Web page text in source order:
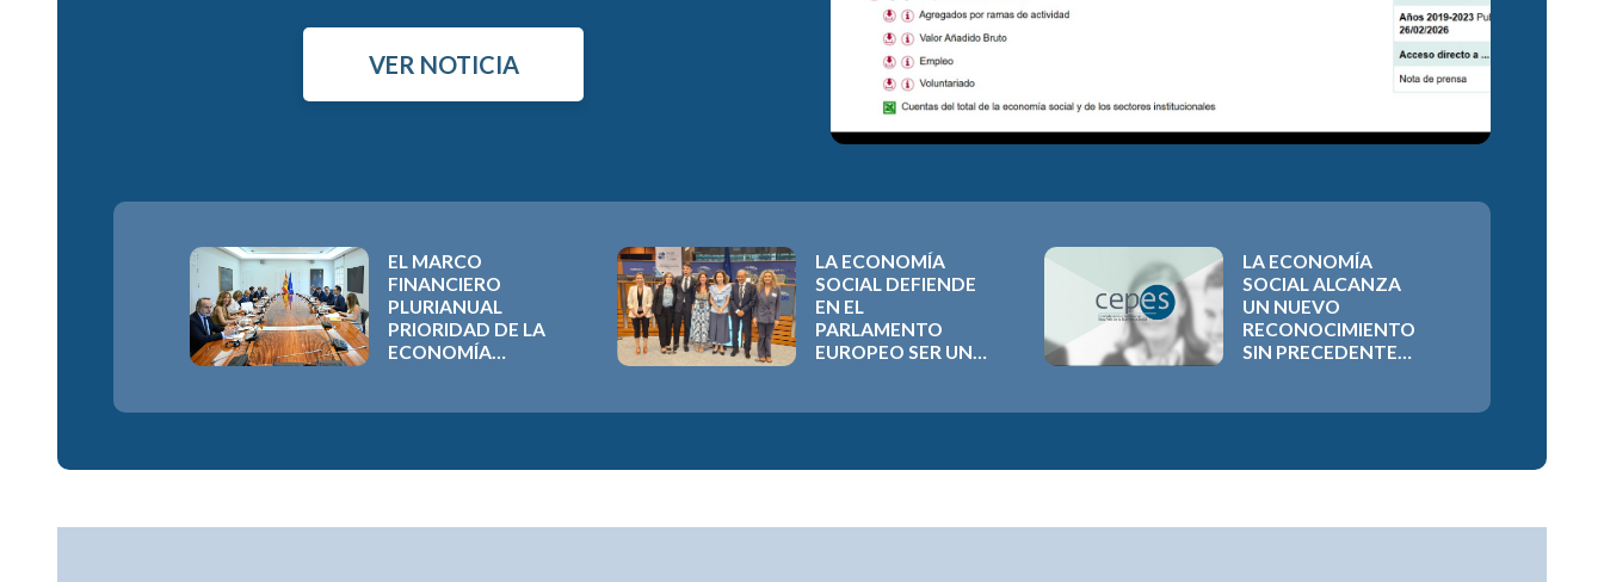
VER NOTICIA
EL MARCO
FINANCIERO
PLURIANUAL
PRIORIDAD DE LA
ECONOMÍA
LA ECONOMÍA
SOCIAL DEFIENDE
EN EL
PARLAMENTO
EUROPEO SER UNA
2028-2034
LA ECONOMÍA
SOCIAL ALCANZA
UN NUEVO
RECONOCIMIENTO
SIN PRECEDENTES
COMPROMISO
2026-2030